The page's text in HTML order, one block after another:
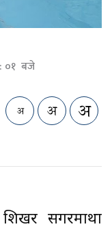
०१ बजे
शिखर सगरमाथा